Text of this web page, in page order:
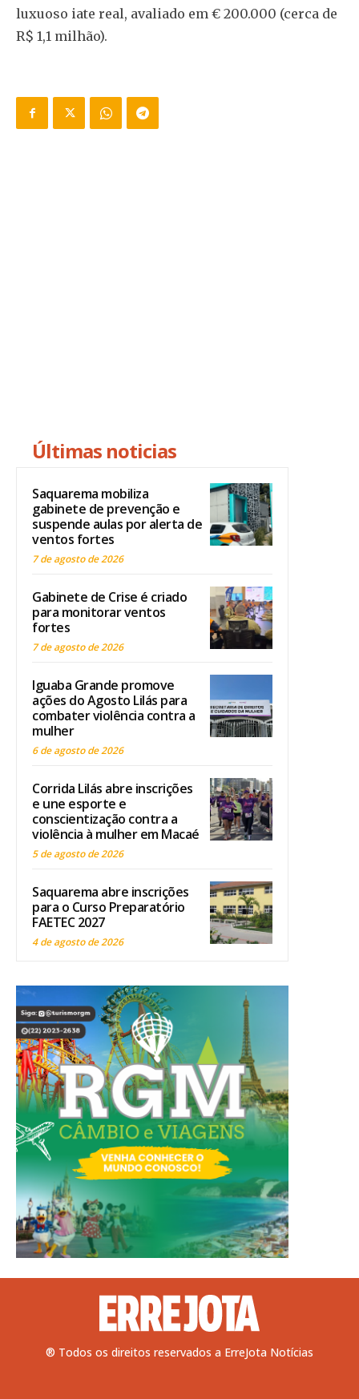
luxuoso iate real, avaliado em € 200.000 (cerca de
R$ 1,1 milhão).
Últimas noticias
Saquarema mobiliza
gabinete de prevenção e
suspende aulas por alerta de
ventos fortes
7 de agosto de 2026
Gabinete de Crise é criado
para monitorar ventos
fortes
7 de agosto de 2026
Iguaba Grande promove
ações do Agosto Lilás para
combater violência contra a
mulher
6 de agosto de 2026
Corrida Lilás abre inscrições
e une esporte e
conscientização contra a
violência à mulher em Macaé
5 de agosto de 2026
Saquarema abre inscrições
para o Curso Preparatório
FAETEC 2027
4 de agosto de 2026
® Todos os direitos reservados a ErreJota Notícias